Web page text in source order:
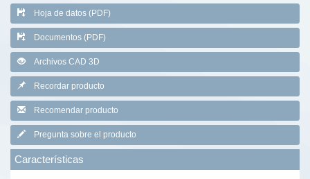
Hoja de datos (PDF)
Documentos (PDF)
Archivos CAD 3D
Recordar producto
Recomendar producto
Pregunta sobre el producto
Características